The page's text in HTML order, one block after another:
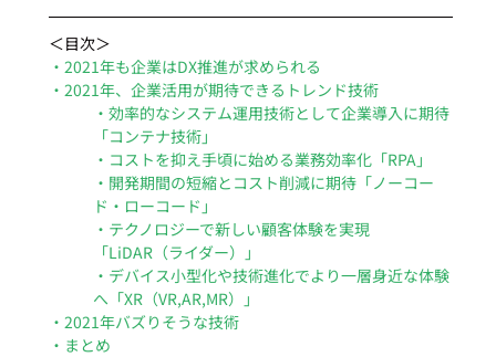
＜目次＞
・2021年も企業はDX推進が求められる
・2021年、企業活用が期待できるトレンド技術
・効率的なシステム運用技術として企業導入に期待
「コンテナ技術」
・コストを抑え手頃に始める業務効率化「RPA」
・開発期間の短縮とコスト削減に期待「ノーコー
ド・ローコード」
・テクノロジーで新しい顧客体験を実現
「LiDAR（ライダー）」
・デバイス小型化や技術進化でより一層身近な体験
へ「XR（VR,AR,MR）」
・2021年バズりそうな技術
・まとめ